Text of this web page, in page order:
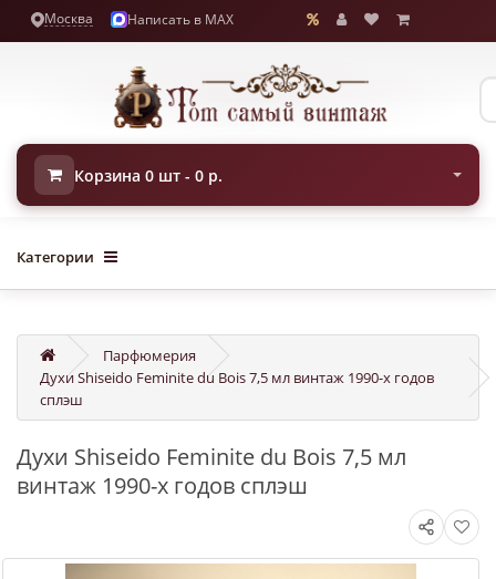
Москва Написать в MAX
Корзина 0 шт - 0 р.
Категории
Парфюмерия
Духи Shiseido Feminite du Bois 7,5 мл винтаж 1990-х годов
сплэш
Духи Shiseido Feminite du Bois 7,5 мл
винтаж 1990-х годов сплэш